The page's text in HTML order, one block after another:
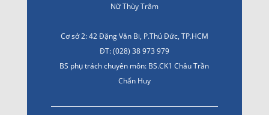
Nữ Thùy Trâm
Cơ sở 2: 42 Đặng Văn Bi, P.Thủ Đức, TP.HCM
ĐT: (028) 38 973 979
BS phụ trách chuyên môn: BS.CK1 Châu Trần
Chấn Huy